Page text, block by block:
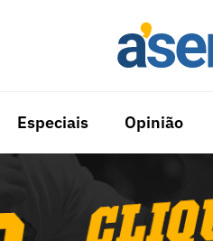
Especiais Opinião